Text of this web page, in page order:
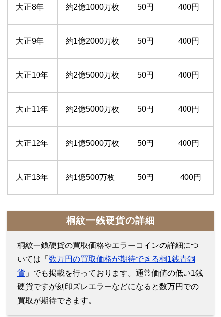
大正8年 約2億1000万枚 50円 400円
大正9年 約1億2000万枚 50円 400円
大正10年 約2億5000万枚 50円 400円
大正11年 約2億5000万枚 50円 400円
大正12年 約1億5000万枚 50円 400円
大正13年 約1億500万枚 50円 400円
桐紋一銭硬貨の詳細
桐紋一銭硬貨の買取価格やエラーコインの詳細につ
いては「 数万円の買取価格が期待できる桐1銭青銅
貨 」でも掲載を行っております。通常価値の低い1銭
硬貨ですが刻印ズレエラーなどになると数万円での
買取が期待できます。